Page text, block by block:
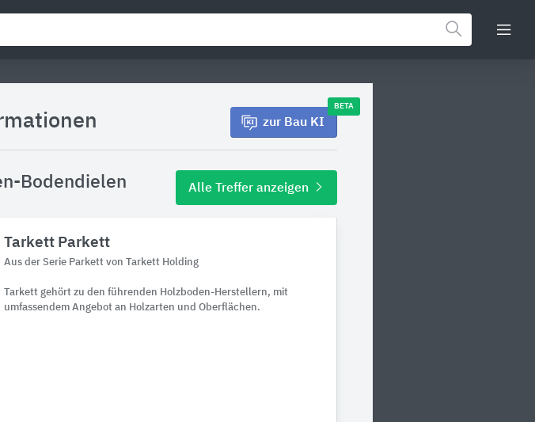
zur Bau KI
BETA
Bodendielen Alle Treffer anzeigen
Tarkett Parkett
Aus der Serie Parkett von Tarkett Holding
Tarkett gehört zu den führenden Holzboden-Herstellern, mit
umfassendem Angebot an Holzarten und Oberflächen.